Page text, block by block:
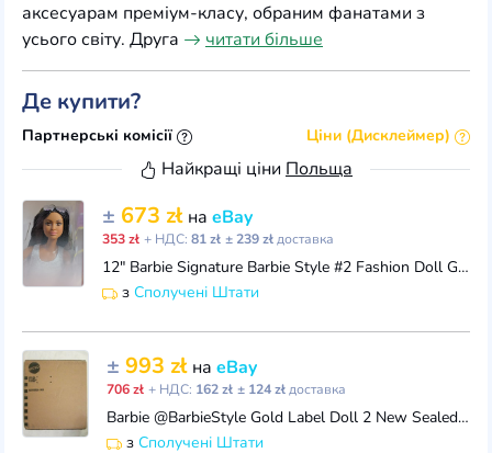
аксесуарам преміум-класу, обраним фанатами з
усього світу. Друга
читати більше
Де купити?
Партнерські комісії Ціни (Дисклеймер)
Найкращі ціни Польща
± 673 zł наeBay
353 zł + НДС:81 zł ± 239 złдоставка
12" Barbie Signature Barbie Style #2 Fashion Doll Gift Set~Gold Label~GTJ83
зСполучені Штати
± 993 zł на eBay
706 zł + НДС: 162 zł ± 124 złдоставка
Barbie @BarbieStyle Gold Label Doll 2 New Sealed Shipper AA GTJ83 MTM Body Braid
з Сполучені Штати